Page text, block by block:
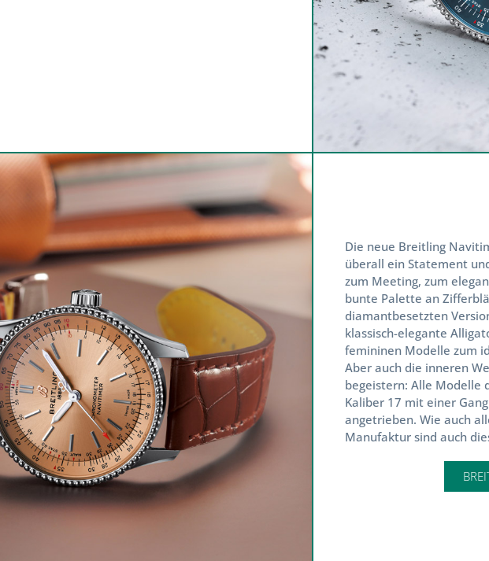
Die neue Breitling
überall ein Statement
zum Meeting, zum
bunte Palette an
diamantbesetzten
klassisch-elegante
femininen Modelle zum
Aber auch die inneren
begeistern: Alle Modelle
Kaliber 17 mit einer
angetrieben. Wie auch
Manufaktur sind auch